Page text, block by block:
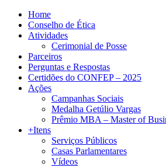
Home
Conselho de Ética
Atividades
Cerimonial de Posse
Parceiros
Perguntas e Respostas
Certidões do CONFEP – 2025
Ações
Campanhas Sociais
Medalha Getúlio Vargas
Prêmio MBA – Master of
+Itens
Serviços Públicos
Casas Parlamentares
Vídeos